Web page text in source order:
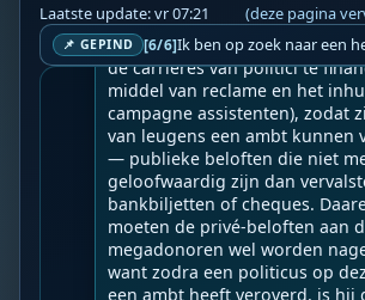
Laatste update: vr 07:21 (deze pagina
📌 GEPIND [6/6]
Een miljardair bezit minstens
dollar, en dat is veel meer dan
de carrières van politici te
middel van reclame en het
campagne assistenten), zodat
van leugens een ambt kunnen
— publieke beloften die niet
geloofwaardig zijn dan
bankbiljetten of cheques.
moeten de privé-beloften aan
megadonoren wel worden
want zodra een politicus op
een ambt heeft veroverd, is hij